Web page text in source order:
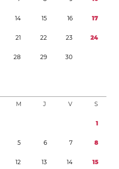
14 15 16 17
21 22 23 24
28 29 30
M J V S
1
5 6 7 8
12 13 14 15